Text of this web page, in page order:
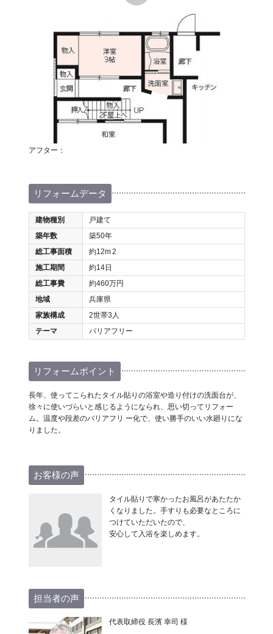
アフター：
リフォームデータ
建物種別
戸建て
築年数
築50年
総工事面積
約12m2
施工期間
約14日
総工事費
約460万円
地域
兵庫県
家族構成
2世帯3人
テーマ
バリアフリー
リフォームポイント
長年、使ってこられたタイル貼りの浴室や造り付けの洗面台が、
徐々に使いづらいと感じるようになられ、思い切ってリフォー
ム。温度や段差のバリアフリ ー化で、使い勝手のいい水廻りにな
りました。
お客様の声
タイル貼りで寒かったお風呂があたたか
くなりました。手すりも必要なところに
つけていただいたので、
安心して入浴を楽しめます。
担当者の声
代表取締役 長濱 幸司 様